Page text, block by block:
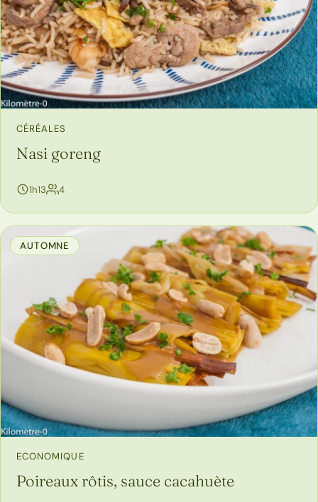
CÉRÉALES
Nasi goreng
1h13 4personnes
AUTOMNE
ECONOMIQUE
Poireaux rôtis, sauce cacahuète